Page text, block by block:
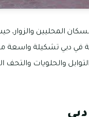
المحليين والزوار،
في دبي تشكيلة واسعة
والحلويات